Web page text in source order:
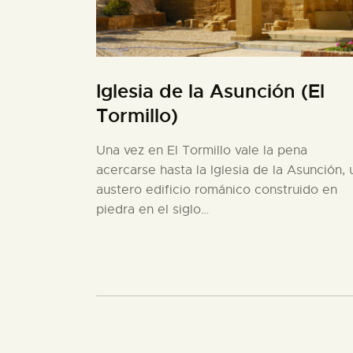
Iglesia de la Asunción (El
Tormillo)
Una vez en El Tormillo vale la pena
acercarse hasta la Iglesia de la Asunción,
austero edificio románico construido en
piedra en el siglo…